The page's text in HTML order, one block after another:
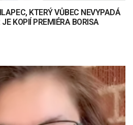
KTERÝ VŮBEC NEVYPADÁ
KOPIÍ PREMIÉRA BORISA